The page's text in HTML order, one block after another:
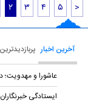
۲ ۳ ۴ ۵ >
آخرین اخبار
عاشورا و مهدویت؛
ایستادگی